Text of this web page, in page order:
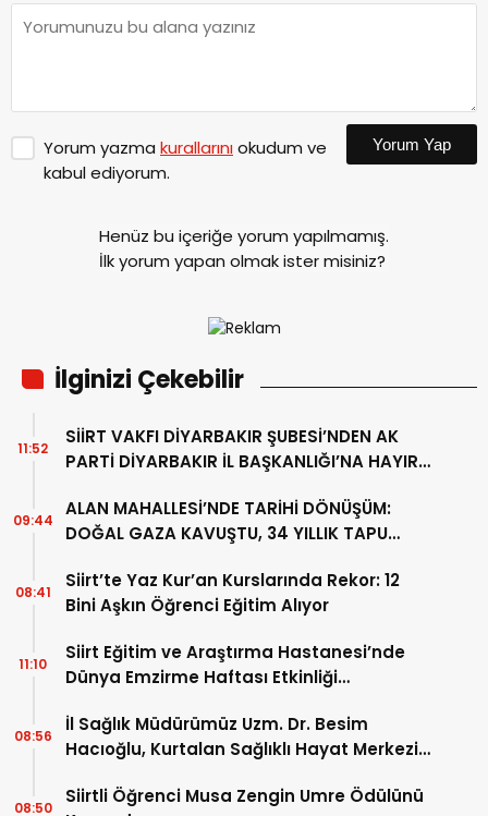
Yorum yazma kurallarınıokudum ve
kabul ediyorum.
Yorum Yap
Henüz bu içeriğe yorum yapılmamış.
İlk yorum yapan olmak ister misiniz?
İlginizi Çekebilir
SİİRT VAKFI DİYARBAKIR ŞUBESİ’NDEN AK
PARTİ DİYARBAKIR İL BAŞKANLIĞI’NA HAYIRLI
11:52
ALAN MAHALLESİ’NDE TARİHİ DÖNÜŞÜM:
DOĞAL GAZA KAVUŞTU, 34 YILLIK TAPU
09:44
Siirt’te Yaz Kur’an Kurslarında Rekor: 12
Bini Aşkın Öğrenci Eğitim Alıyor
08:41
Siirt Eğitim ve Araştırma Hastanesi’nde
Dünya Emzirme Haftası Etkinliği
11:10
İl Sağlık Müdürümüz Uzm. Dr. Besim
Hacıoğlu, Kurtalan Sağlıklı Hayat Merkezini
08:56
Siirtli Öğrenci Musa Zengin Umre Ödülünü
08:50